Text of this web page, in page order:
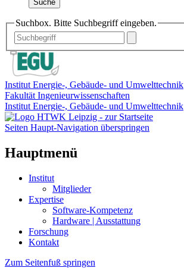
Suche
Suchbox. Bitte Suchbegriff eingeben.
Institut Energie-, Gebäude- und Umwelttechnik
Fakultät Ingenieurwissenschaften
Institut Energie-, Gebäude- und Umwelttechnik
Seiten Haupt-Navigation überspringen
Hauptmenü
Institut
Mitglieder
Expertise
Software-Kompetenz
Hardware | Ausstattung
Forschung
Kontakt
Zum Seitenfuß springen